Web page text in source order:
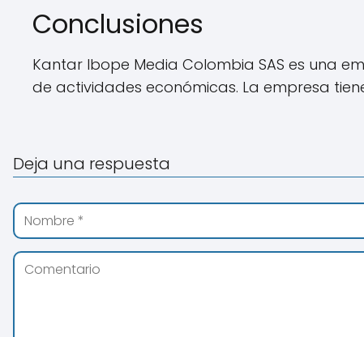
Conclusiones
Kantar Ibope Media Colombia SAS es una
de actividades económicas. La empresa
Deja una respuesta